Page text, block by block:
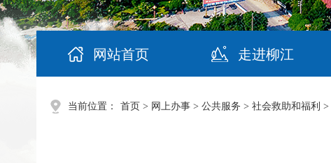
网站首页 走进柳江
当前位置： 首页 > 网上办事 > 公共服务 > 社会救助和福利 >